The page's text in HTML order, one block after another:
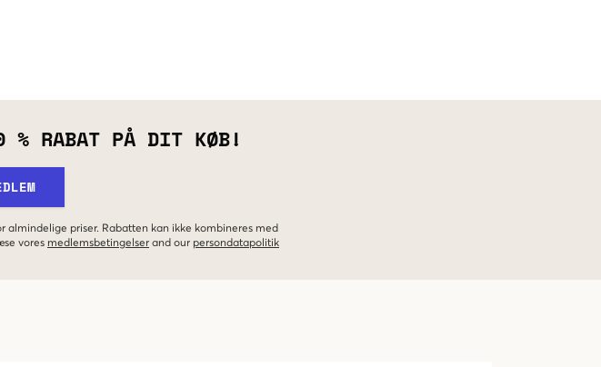
% RABAT PÅ DIT KØB!
priser. Rabatten kan ikke kombineres med
vores medlemsbetingelser and our persondatapolitik